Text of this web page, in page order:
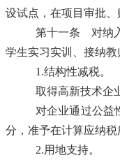
设试点，在项目审批
第十一条 对纳
学生实习实训、接纳
1.结构性减税。
取得高新技术企
对企业通过公益
分，准予在计算应纳
2.用地支持。